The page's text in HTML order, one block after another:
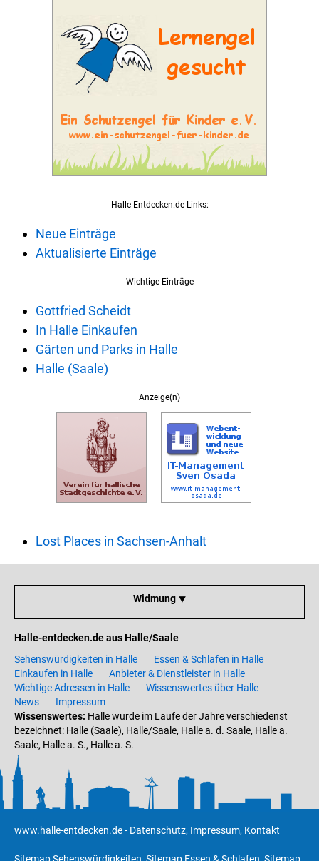
Halle-Entdecken.de Links:
Neue Einträge
Aktualisierte Einträge
Wichtige Einträge
Gottfried Scheidt
In Halle Einkaufen
Gärten und Parks in Halle
Halle (Saale)
Anzeige(n)
Lost Places in Sachsen-Anhalt
Widmung ⯆
Halle-entdecken.de aus Halle/Saale
Sehenswürdigkeiten in Halle
Essen & Schlafen in Halle
Einkaufen in Halle
Anbieter & Dienstleister in Halle
Wichtige Adressen in Halle
Wissenswertes über Halle
News
Impressum
Wissenswertes: Halle wurde im Laufe der Jahre verschiedenst
bezeichnet: Halle (Saale), Halle/Saale, Halle a. d. Saale, Halle a.
Saale, Halle a. S., Halle a. S.
www.halle-entdecken.de- Datenschutz, Impressum, Kontakt